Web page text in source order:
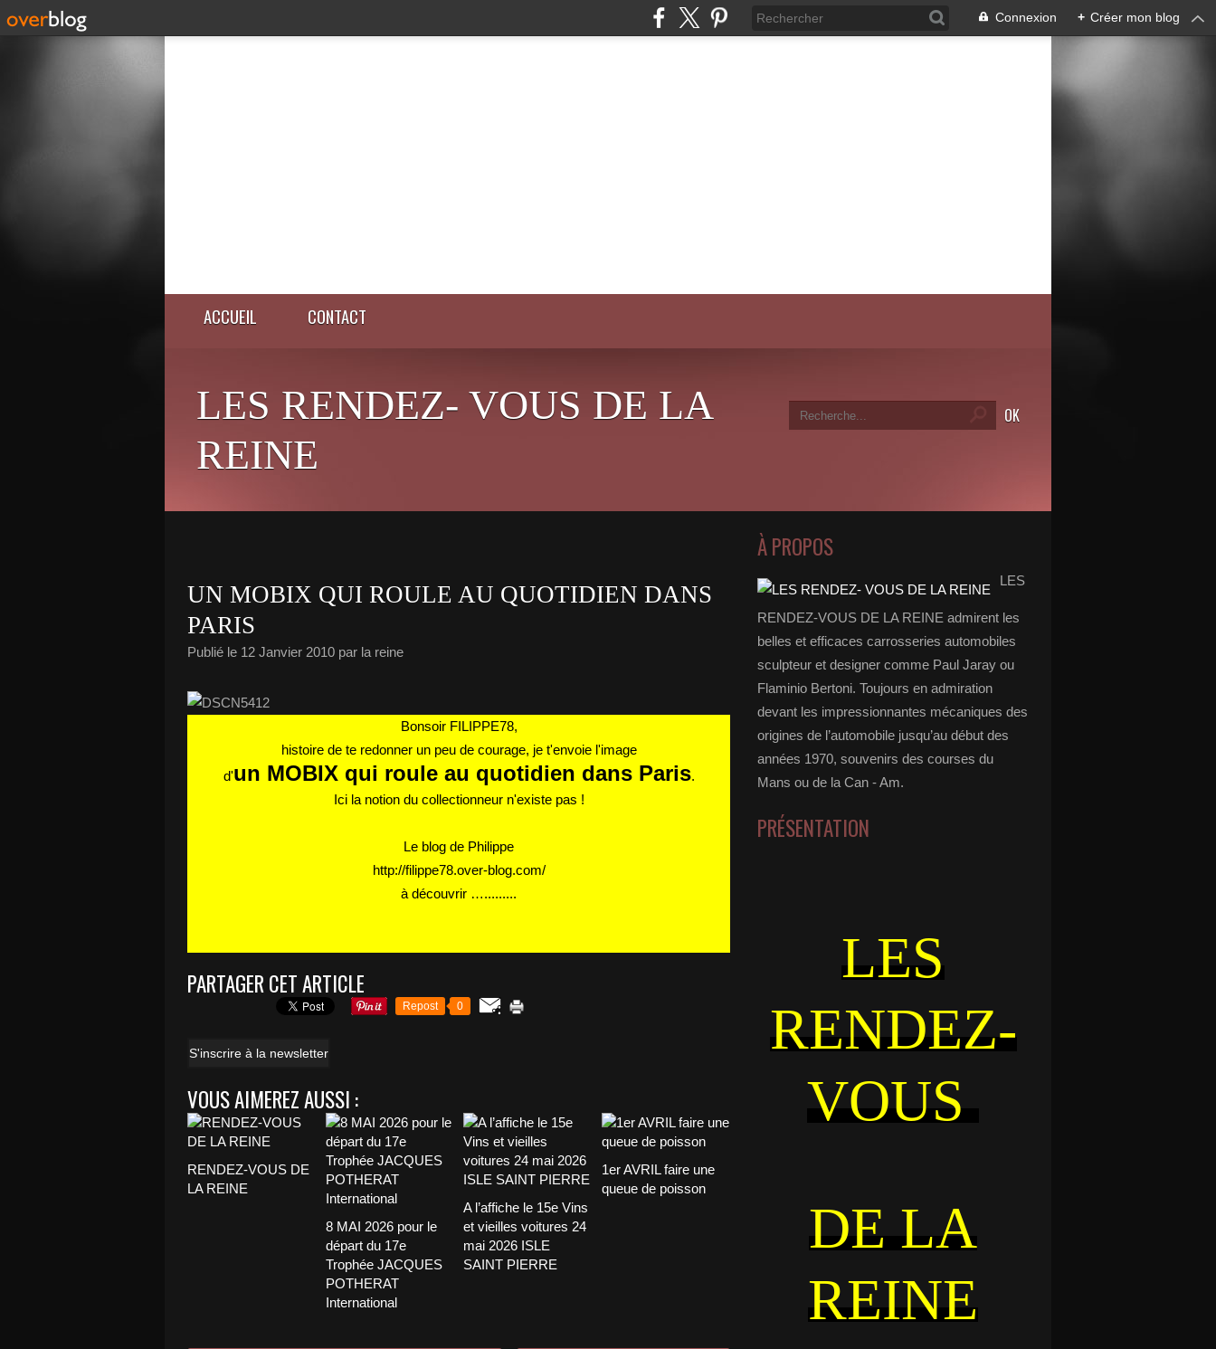
Connexion + Créer mon blog
ACCUEIL CONTACT
LES RENDEZ- VOUS DE LA
REINE
UN MOBIX QUI ROULE AU QUOTIDIEN DANS
PARIS
Publié le 12 Janvier 2010 par la reine
Bonsoir FILIPPE78,
histoire de te redonner un peu de courage, je t'envoie l'image
d'un MOBIX qui roule au quotidien dans Paris.
Ici la notion du collectionneur n'existe pas !
Le blog de Philippe
http://filippe78.over-blog.com/
à découvrir ….........
PARTAGER CET ARTICLE
Repost 0
S'inscrire à la newsletter
VOUS AIMEREZ AUSSI :
RENDEZ-VOUS DE
LA REINE
8 MAI 2026 pour le
départ du 17e
Trophée JACQUES
POTHERAT
International
A l’affiche le 15e Vins
et vieilles voitures 24
mai 2026 ISLE
SAINT PIERRE
1er AVRIL faire une
queue de poisson
À PROPOS
LES
RENDEZ-VOUS DE LA REINE admirent les
belles et efficaces carrosseries automobiles
sculpteur et designer comme Paul Jaray ou
Flaminio Bertoni. Toujours en admiration
devant les impressionnantes mécaniques des
origines de l’automobile jusqu’au début des
années 1970, souvenirs des courses du
Mans ou de la Can - Am.
PRÉSENTATION
LES
RENDEZ-
VOUS
DE LA
REINE